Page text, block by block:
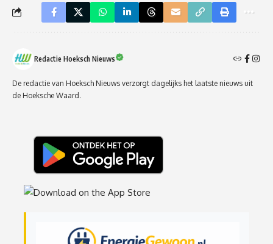
Redactie Hoeksch Nieuws
De redactie van Hoeksch Nieuws verzorgt dagelijks het laatste nieuws uit
de Hoeksche Waard.